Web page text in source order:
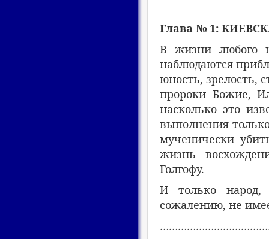
Глава № 1:
В жизни любого
наблюдаются
юность, зрелость,
пророки Божие,
насколько это
выполнения
мученически
жизнь
Голгофу.
И только народ,
сожалению, не